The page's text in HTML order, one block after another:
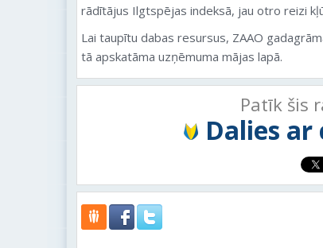
rādītājus Ilgtspējas indeksā, jau otro reizi
Lai taupītu dabas resursus, ZAAO
tā apskatāma uzņēmuma mājas lapā.
Patīk šis
Dalies